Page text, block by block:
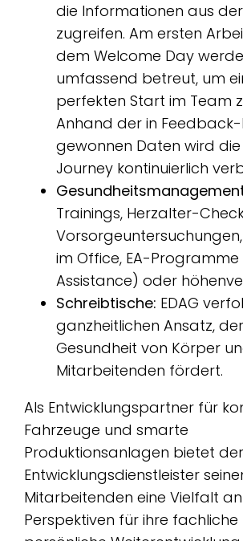
die Informationen aus der
zugreifen. Am ersten
dem Welcome Day
umfassend betreut, um
perfekten Start im Team
Anhand der in Feedback-
gewonnen Daten wird
Journey kontinuierlich
Trainings, Herzalter-
im Office, EA-
Assistance) oder
Schreibtische: EDAG
ganzheitlichen Ansatz,
Gesundheit von Körper
Mitarbeitenden fördert.
Als Entwicklungspartner für
Fahrzeuge und smarte
Produktionsanlagen bietet der
Entwicklungsdienstleister
Mitarbeitenden eine Vielfalt an
Perspektiven für ihre fachliche